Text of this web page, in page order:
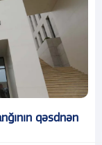
qəsdnən